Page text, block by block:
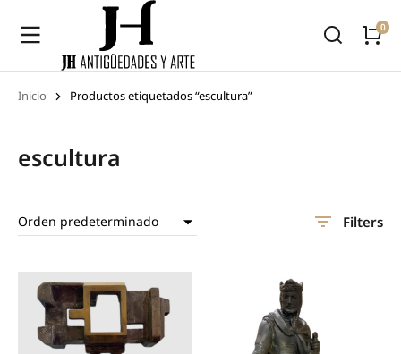
Estás aquí:
Inicio Productos etiquetados “escultura”
escultura
Filters